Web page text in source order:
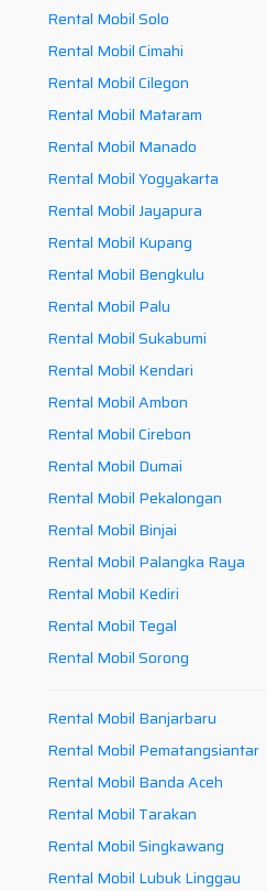
Rental Mobil Solo
Rental Mobil Cimahi
Rental Mobil Cilegon
Rental Mobil Mataram
Rental Mobil Manado
Rental Mobil Yogyakarta
Rental Mobil Jayapura
Rental Mobil Kupang
Rental Mobil Bengkulu
Rental Mobil Palu
Rental Mobil Sukabumi
Rental Mobil Kendari
Rental Mobil Ambon
Rental Mobil Cirebon
Rental Mobil Dumai
Rental Mobil Pekalongan
Rental Mobil Binjai
Rental Mobil Palangka Raya
Rental Mobil Kediri
Rental Mobil Tegal
Rental Mobil Sorong
Rental Mobil Banjarbaru
Rental Mobil Pematangsiantar
Rental Mobil Banda Aceh
Rental Mobil Tarakan
Rental Mobil Singkawang
Rental Mobil Lubuk Linggau